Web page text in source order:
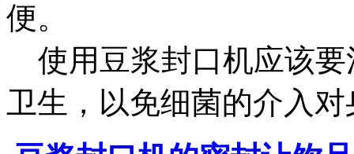
便。
使用豆浆封口机应该要
卫生，以免细菌的介入